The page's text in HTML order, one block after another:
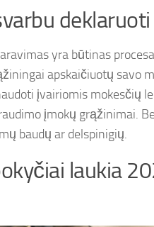
yra būtinas
apskaičiuotų savo
įvairiomis mokesčių
įmokų grąžinimai.
baudų ar delspinigių.
laukia